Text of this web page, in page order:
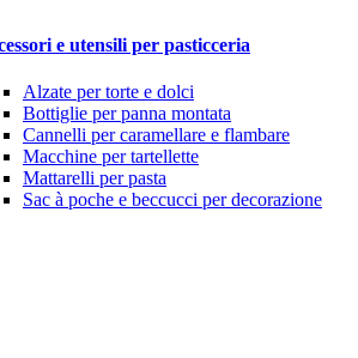
e utensili per pasticceria
Alzate per torte e dolci
Bottiglie per panna montata
Cannelli per caramellare e flambare
Macchine per tartellette
Mattarelli per pasta
Sac à poche e beccucci per decorazione